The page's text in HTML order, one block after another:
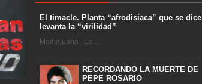
El timacle. Planta “afrodisíaca” que se dice
levanta la “virilidad”
Mamajuana . La ...
RECORDANDO LA MUERTE DE
PEPE ROSARIO